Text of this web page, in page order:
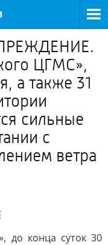
ЦГМС»,
а также 31
сильные
с
ветра
до конца суток 30